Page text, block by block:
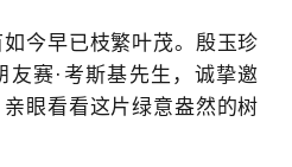
今早已枝繁叶茂。殷玉珍
友赛·考斯基先生，诚挚邀
眼看看这片绿意盎然的树